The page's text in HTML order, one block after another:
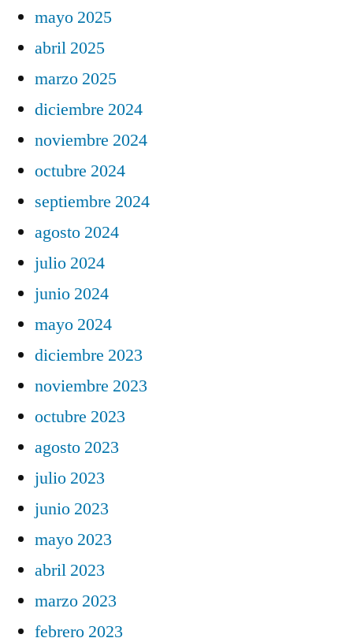
mayo 2025
abril 2025
marzo 2025
diciembre 2024
noviembre 2024
octubre 2024
septiembre 2024
agosto 2024
julio 2024
junio 2024
mayo 2024
diciembre 2023
noviembre 2023
octubre 2023
agosto 2023
julio 2023
junio 2023
mayo 2023
abril 2023
marzo 2023
febrero 2023